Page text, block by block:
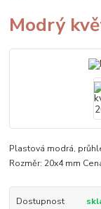
Modrý
Plastová modrá,
Rozměr: 20x4 mm
Dostupnost